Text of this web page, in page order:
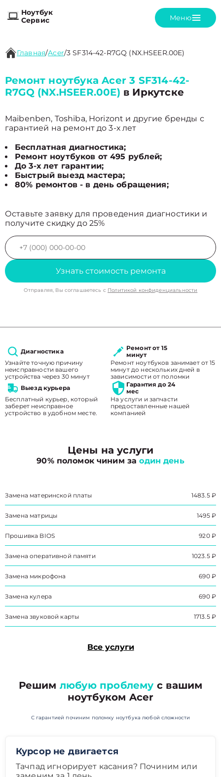
Ноутбук
Сервис
Меню
Главная/Acer/3 SF314-42-R7GQ (NX.HSEER.00E)
Ремонт ноутбука Acer 3 SF314-42-
R7GQ (NX.HSEER.00E) в Иркутске
Maibenben, Toshiba, Horizont и другие бренды с
гарантией на ремонт до 3-х лет
Бесплатная диагностика;
Ремонт ноутбуков от 495 рублей;
До 3-х лет гарантии;
Быстрый выезд мастера;
80% ремонтов - в день обращения;
Оставьте заявку для проведения диагностики и
получите скидку до 25%
Узнать стоимость ремонта
Отправляя, Вы соглашаетесь с Политикой конфиденциальности
Диагностика
Узнайте точную причину
неисправности вашего
устройства через 30 минут
Ремонт от 15
минут
Ремонт ноутбуков занимает от 15
минут до нескольких дней в
зависимости от поломки
Выезд курьера
Бесплатный курьер, который
заберет неисправное
устройство в удобном месте.
Гарантия до 24
мес
На услуги и запчасти
предоставленные нашей
компанией
Цены на услуги
90% поломок чиним заодин день
Замена материнской платы 1483.5 ₽
Замена матрицы 1495 ₽
Прошивка BIOS 920 ₽
Замена оперативной памяти 1023.5 ₽
Замена микрофона 690 ₽
Замена кулера 690 ₽
Замена звуковой карты 1713.5 ₽
Все услуги
Решим любую проблему с вашим
ноутбуком Acer
С гарантией починим поломку ноутбука любой сложности
Курсор не двигается
Тачпад игнорирует касания? Починим или